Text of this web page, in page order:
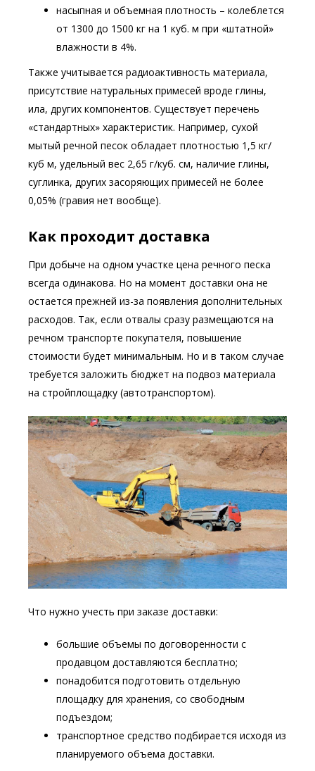
насыпная и объемная плотность – колеблется
от 1300 до 1500 кг на 1 куб. м при «штатной»
влажности в 4%.
Также учитывается радиоактивность материала,
присутствие натуральных примесей вроде глины,
ила, других компонентов. Существует перечень
«стандартных» характеристик. Например, сухой
мытый речной песок обладает плотностью 1,5 кг/
куб м, удельный вес 2,65 г/куб. см, наличие глины,
суглинка, других засоряющих примесей не более
0,05% (гравия нет вообще).
Как проходит доставка
При добыче на одном участке цена речного песка
всегда одинакова. Но на момент доставки она не
остается прежней из-за появления дополнительных
расходов. Так, если отвалы сразу размещаются на
речном транспорте покупателя, повышение
стоимости будет минимальным. Но и в таком случае
требуется заложить бюджет на подвоз материала
на стройплощадку (автотранспортом).
Что нужно учесть при заказе доставки:
большие объемы по договоренности с
продавцом доставляются бесплатно;
понадобится подготовить отдельную
площадку для хранения, со свободным
подъездом;
транспортное средство подбирается исходя из
планируемого объема доставки.